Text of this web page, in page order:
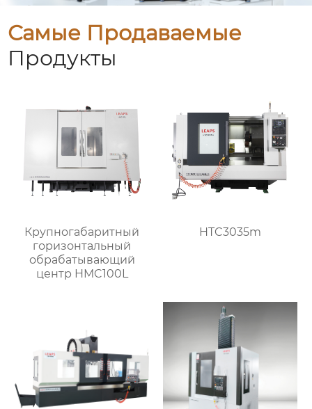
Самые Продаваемые
Продукты
Крупногабаритный
горизонтальный
обрабатывающий
центр HMC100L
HTC3035m